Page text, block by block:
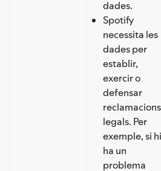
dades.
Spotify
necessita les
dades per
establir,
exercir o
defensar
reclamacions
legals. Per
exemple, si hi
ha un
problema